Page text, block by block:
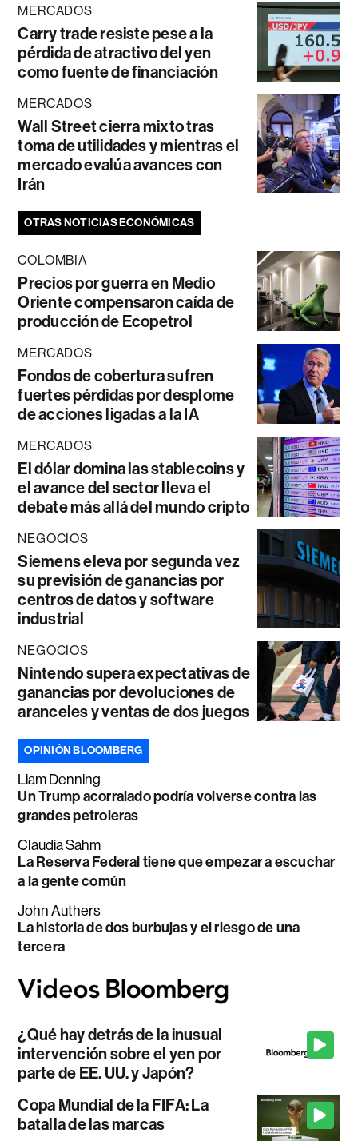
MERCADOS
Carry trade resiste pese a la
pérdida de atractivo del yen
como fuente de financiación
MERCADOS
Wall Street cierra mixto tras
toma de utilidades y mientras el
mercado evalúa avances con
Irán
OTRAS NOTICIAS ECONÓMICAS
COLOMBIA
Precios por guerra en Medio
Oriente compensaron caída de
producción de Ecopetrol
MERCADOS
Fondos de cobertura sufren
fuertes pérdidas por desplome
de acciones ligadas a la IA
MERCADOS
El dólar domina las stablecoins y
el avance del sector lleva el
debate más allá del mundo cripto
NEGOCIOS
Siemens eleva por segunda vez
su previsión de ganancias por
centros de datos y software
industrial
NEGOCIOS
Nintendo supera expectativas de
ganancias por devoluciones de
aranceles y ventas de dos juegos
OPINIÓN BLOOMBERG
Liam Denning
Un Trump acorralado podría volverse contra las
grandes petroleras
Claudia Sahm
La Reserva Federal tiene que empezar a escuchar
a la gente común
John Authers
La historia de dos burbujas y el riesgo de una
tercera
¿Qué hay detrás de la inusual
intervención sobre el yen por
parte de EE. UU. y Japón?
Copa Mundial de la FIFA: La
batalla de las marcas